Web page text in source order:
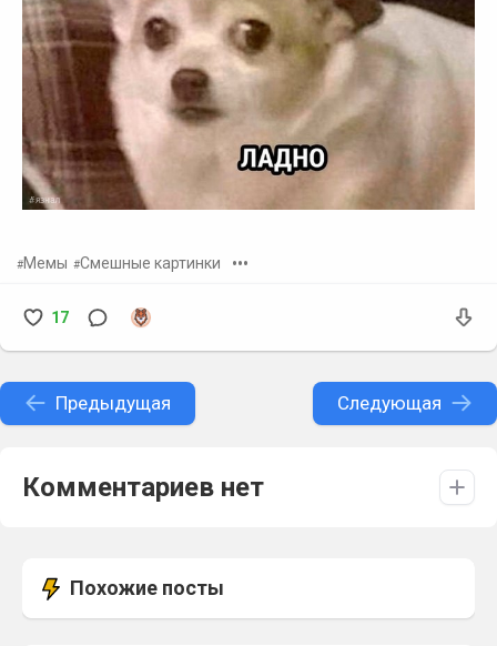
Мемы Смешные картинки •••
17
Предыдущая Следующая
Комментариев нет
Похожие посты